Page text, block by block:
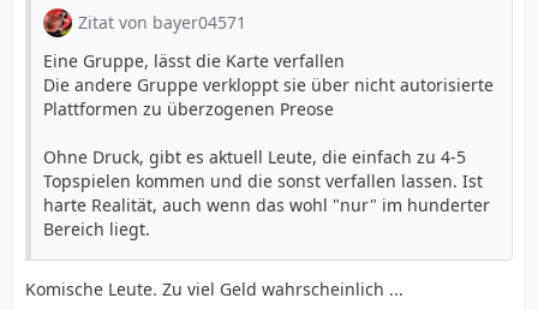
Zitat von bayer04571
Eine Gruppe, lässt die Karte verfallen
Die andere Gruppe verkloppt sie über nicht autorisierte
Plattformen zu überzogenen Preose
Ohne Druck, gibt es aktuell Leute, die einfach zu 4-5
Topspielen kommen und die sonst verfallen lassen. Ist
harte Realität, auch wenn das wohl "nur" im hunderter
Bereich liegt.
Komische Leute. Zu viel Geld wahrscheinlich ...